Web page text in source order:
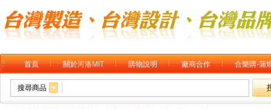
首頁 關於河洛MIT 購物說明 廠商合作 合樂購-蒲
搜尋商品